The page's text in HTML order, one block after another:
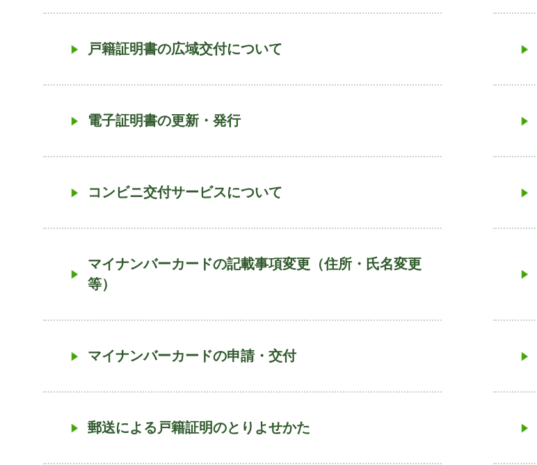
戸籍証明書の広域交付について
電子証明書の更新・発行
コンビニ交付サービスについて
マイナンバーカードの記載事項変更（住所・氏名変更
等）
マイナンバーカードの申請・交付
郵送による戸籍証明のとりよせかた